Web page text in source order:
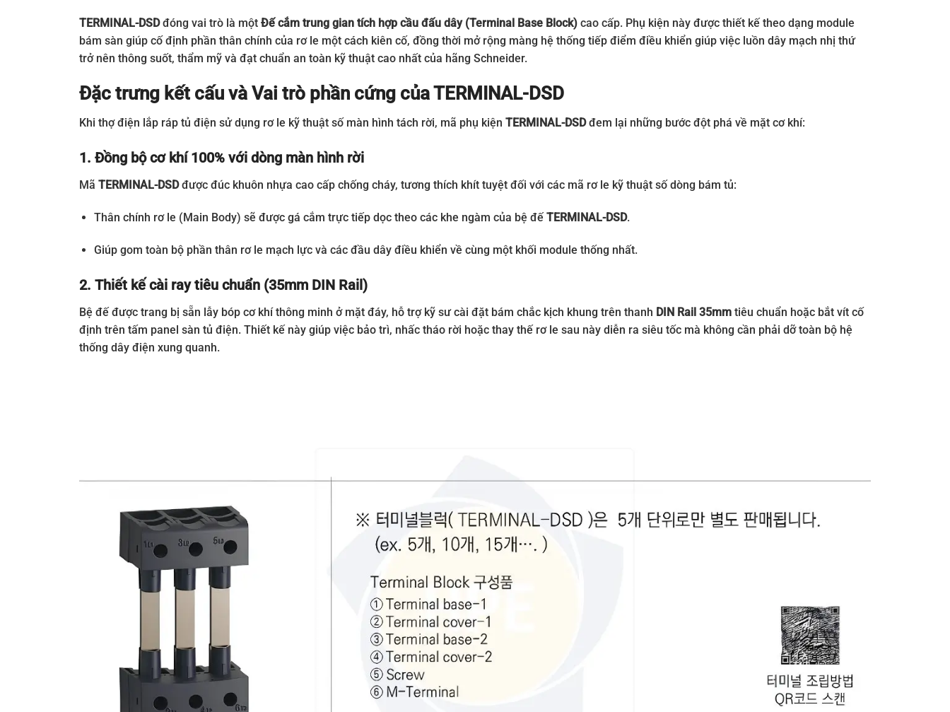
TERMINAL-DSDđóng vai trò là một Đế cắm trung gian tích hợp cầu đấu dây (Terminal Base Block) cao cấp. Phụ kiện này được thiết kế theo dạng module
bám sàn giúp cố định phần thân chính của rơ le một cách kiên cố, đồng thời mở rộng màng hệ thống tiếp điểm điều khiển giúp việc luồn dây mạch nhị thứ
trở nên thông suốt, thẩm mỹ và đạt chuẩn an toàn kỹ thuật cao nhất của hãng Schneider.
Đặc trưng kết cấu và Vai trò phần cứng của TERMINAL-DSD
Khi thợ điện lắp ráp tủ điện sử dụng rơ le kỹ thuật số màn hình tách rời, mã phụ kiện TERMINAL-DSDđem lại những bước đột phá về mặt cơ khí:
1. Đồng bộ cơ khí 100% với dòng màn hình rời
Mã TERMINAL-DSDđược đúc khuôn nhựa cao cấp chống cháy, tương thích khít tuyệt đối với các mã rơ le kỹ thuật số dòng bám tủ:
Thân chính rơ le (Main Body) sẽ được gá cắm trực tiếp dọc theo các khe ngàm của bệ đếTERMINAL-DSD.
Giúp gom toàn bộ phần thân rơ le mạch lực và các đầu dây điều khiển về cùng một khối module thống nhất.
2. Thiết kế cài ray tiêu chuẩn (35mm DIN Rail)
Bệ đế được trang bị sẵn lẫy bóp cơ khí thông minh ở mặt đáy, hỗ trợ kỹ sư cài đặt bám chắc kịch khung trên thanh DIN Rail 35mm tiêu chuẩn hoặc bắt vít cố
định trên tấm panel sàn tủ điện. Thiết kế này giúp việc bảo trì, nhấc tháo rời hoặc thay thế rơ le sau này diễn ra siêu tốc mà không cần phải dỡ toàn bộ hệ
thống dây điện xung quanh.